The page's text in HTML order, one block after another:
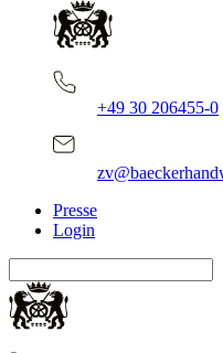
+49 30 206455-0
Presse
Login